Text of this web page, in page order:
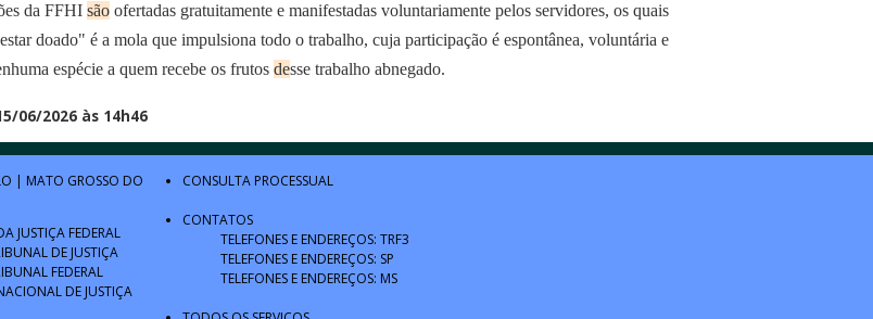
da FFHI são ofertadas gratuitamente e manifestadas voluntariamente pelos servidores, os quais
doado" é a mola que impulsiona todo o trabalho, cuja participação é espontânea, voluntária e
espécie a quem recebe os frutos desse trabalho abnegado.
06/2026 às 14h46
| MATO GROSSO DO
JUSTIÇA FEDERAL
DE JUSTIÇA
FEDERAL
DE JUSTIÇA
CONSULTA PROCESSUAL
CONTATOS
TELEFONES E ENDEREÇOS: TRF3
TELEFONES E ENDEREÇOS: SP
TELEFONES E ENDEREÇOS: MS